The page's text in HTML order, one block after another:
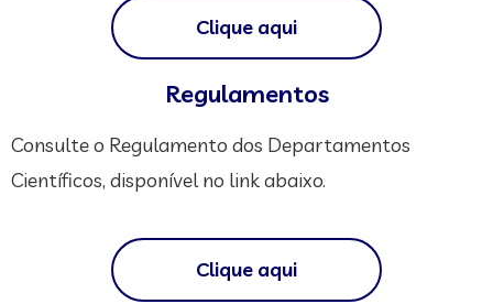
Clique aqui
Regulamentos
Consulte o Regulamento dos Departamentos
Científicos, disponível no link abaixo.
Clique aqui